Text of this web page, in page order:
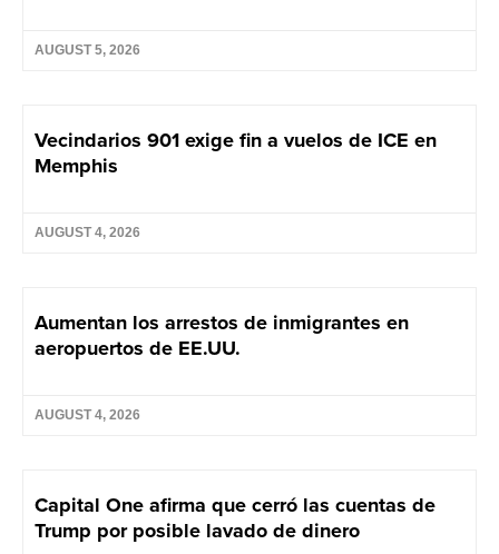
AUGUST 5, 2026
Vecindarios 901 exige fin a vuelos de ICE en
Memphis
AUGUST 4, 2026
Aumentan los arrestos de inmigrantes en
aeropuertos de EE.UU.
AUGUST 4, 2026
Capital One afirma que cerró las cuentas de
Trump por posible lavado de dinero